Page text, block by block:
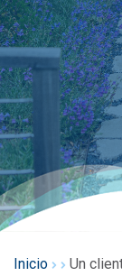
Inicio
Un